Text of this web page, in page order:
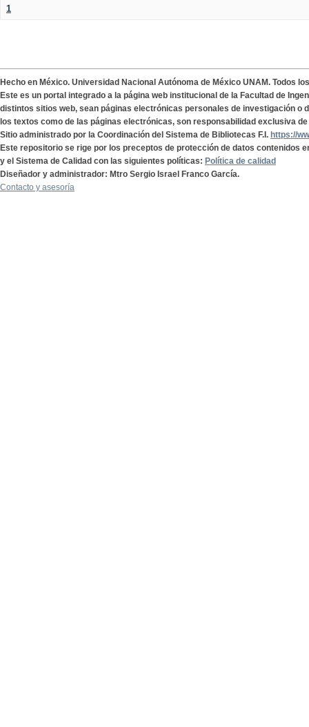
1
Hecho en México. Universidad Nacional Autónoma de México UNAM. Todos
Este es un portal integrado a la página web institucional de la Facultad de
distintos sitios web, sean páginas electrónicas personales de investigación o
los textos como de las páginas electrónicas, son responsabilidad exclusiva
Sitio administrado por la Coordinación del Sistema de Bibliotecas F.I. https://
Este repositorio se rige por los preceptos de protección de datos contenidos
y el Sistema de Calidad con las siguientes políticas: Política de calidad
Diseñador y administrador: Mtro Sergio Israel Franco García.
Contacto y asesoría